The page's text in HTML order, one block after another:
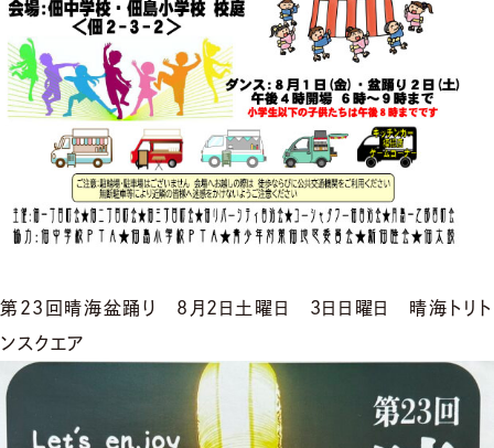
第23回晴海盆踊り 8月2日土曜日 3日日曜日 晴海トリト
ンスクエア